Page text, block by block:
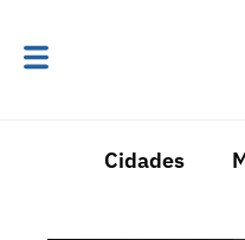
Cidades